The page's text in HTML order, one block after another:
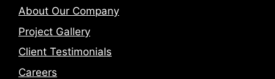
About Our Company
Project Gallery
Client Testimonials
Careers